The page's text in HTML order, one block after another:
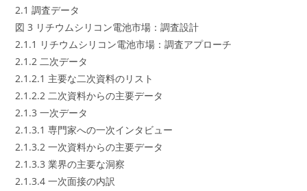
2.1 調査データ
図 3 リチウムシリコン電池市場：調査設計
2.1.1 リチウムシリコン電池市場：調査アプローチ
2.1.2 二次データ
2.1.2.1 主要な二次資料のリスト
2.1.2.2 二次資料からの主要データ
2.1.3 一次データ
2.1.3.1 専門家への一次インタビュー
2.1.3.2 一次資料からの主要データ
2.1.3.3 業界の主要な洞察
2.1.3.4 一次面接の内訳